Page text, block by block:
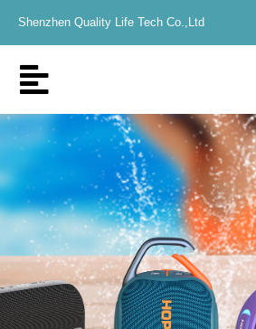
Shenzhen Quality Life Tech Co.,Ltd